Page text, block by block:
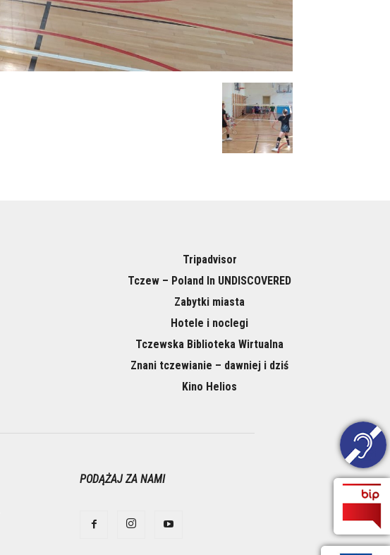
Tripadvisor
Tczew – Poland In UNDISCOVERED
Zabytki miasta
Hotele i noclegi
Tczewska Biblioteka Wirtualna
Znani tczewianie – dawniej i dziś
Kino Helios
PODĄŻAJ ZA NAMI